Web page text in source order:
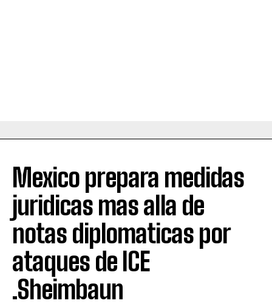
Mexico prepara medidas
juridicas mas alla de
notas diplomaticas por
ataques de ICE
.Sheimbaun